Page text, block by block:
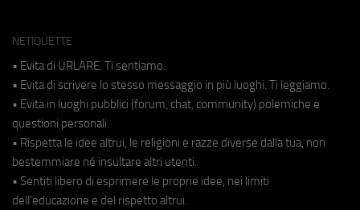
NETIQUETTE
• Evita di URLARE. Ti sentiamo.
• Evita di scrivere lo stesso messaggio in più luoghi. Ti leggiamo.
• Evita in luoghi pubblici (forum, chat, community) polemiche e
questioni personali.
• Rispetta le idee altrui, le religioni e razze diverse dalla tua, non
bestemmiare né insultare altri utenti.
• Sentiti libero di esprimere le proprie idee, nei limiti
dell'educazione e del rispetto altrui.